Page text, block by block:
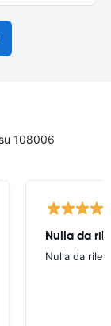
108006
Nulla da
Nulla da